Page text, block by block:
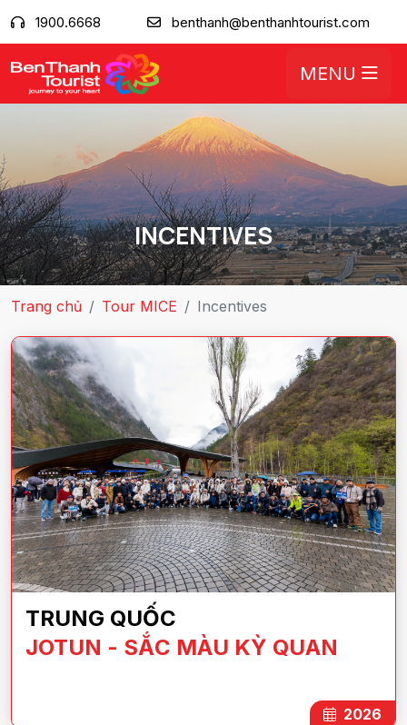
1900.6668 benthanh@benthanhtourist.com
MENU
INCENTIVES
Trang chủ Tour MICE Incentives
TRUNG QUỐC
JOTUN - SẮC MÀU KỲ QUAN
2026